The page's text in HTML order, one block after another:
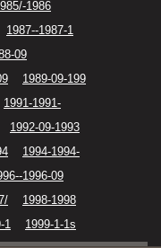
1986
1987--1987-1
09
1989-09-199
1991-1991-
1992-09-1993
1994-1994-
1996-09
1998-1998
1 1999-1-1s